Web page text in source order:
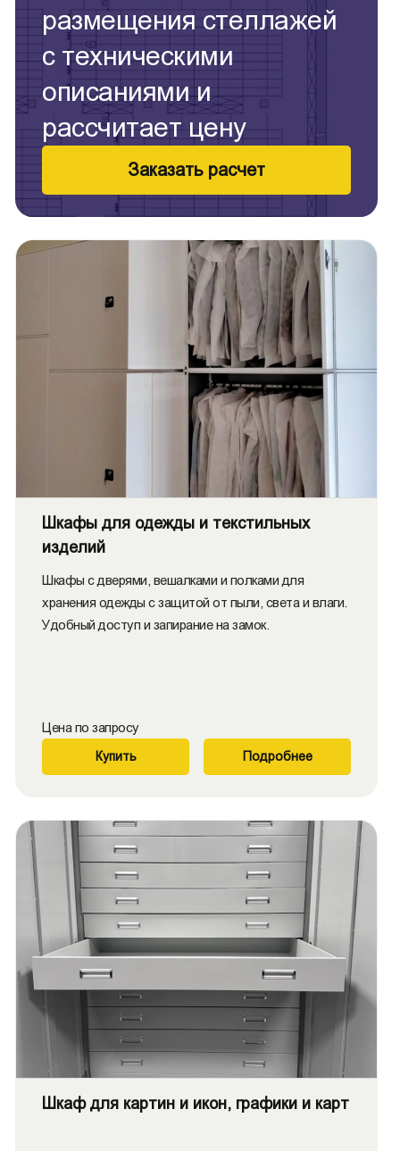
размещения стеллажей
с техническими
описаниями и
рассчитает цену
Заказать расчет
Шкафы для одежды и текстильных
изделий
Шкафы с дверями, вешалками и полками для
хранения одежды с защитой от пыли, света и влаги.
Удобный доступ и запирание на замок.
Цена по запросу
Купить Подробнее
Шкаф для картин и икон, графики и карт